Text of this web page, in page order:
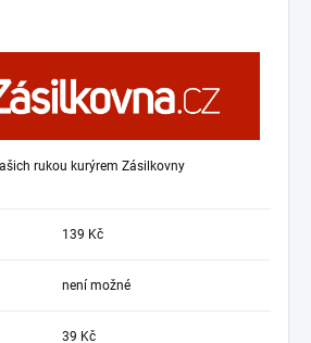
rukou kurýrem Zásilkovny
139 Kč
není možné
39 Kč